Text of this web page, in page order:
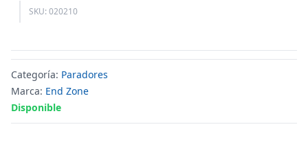
SKU: 020210
Categoría: Paradores
Marca: End Zone
Disponible